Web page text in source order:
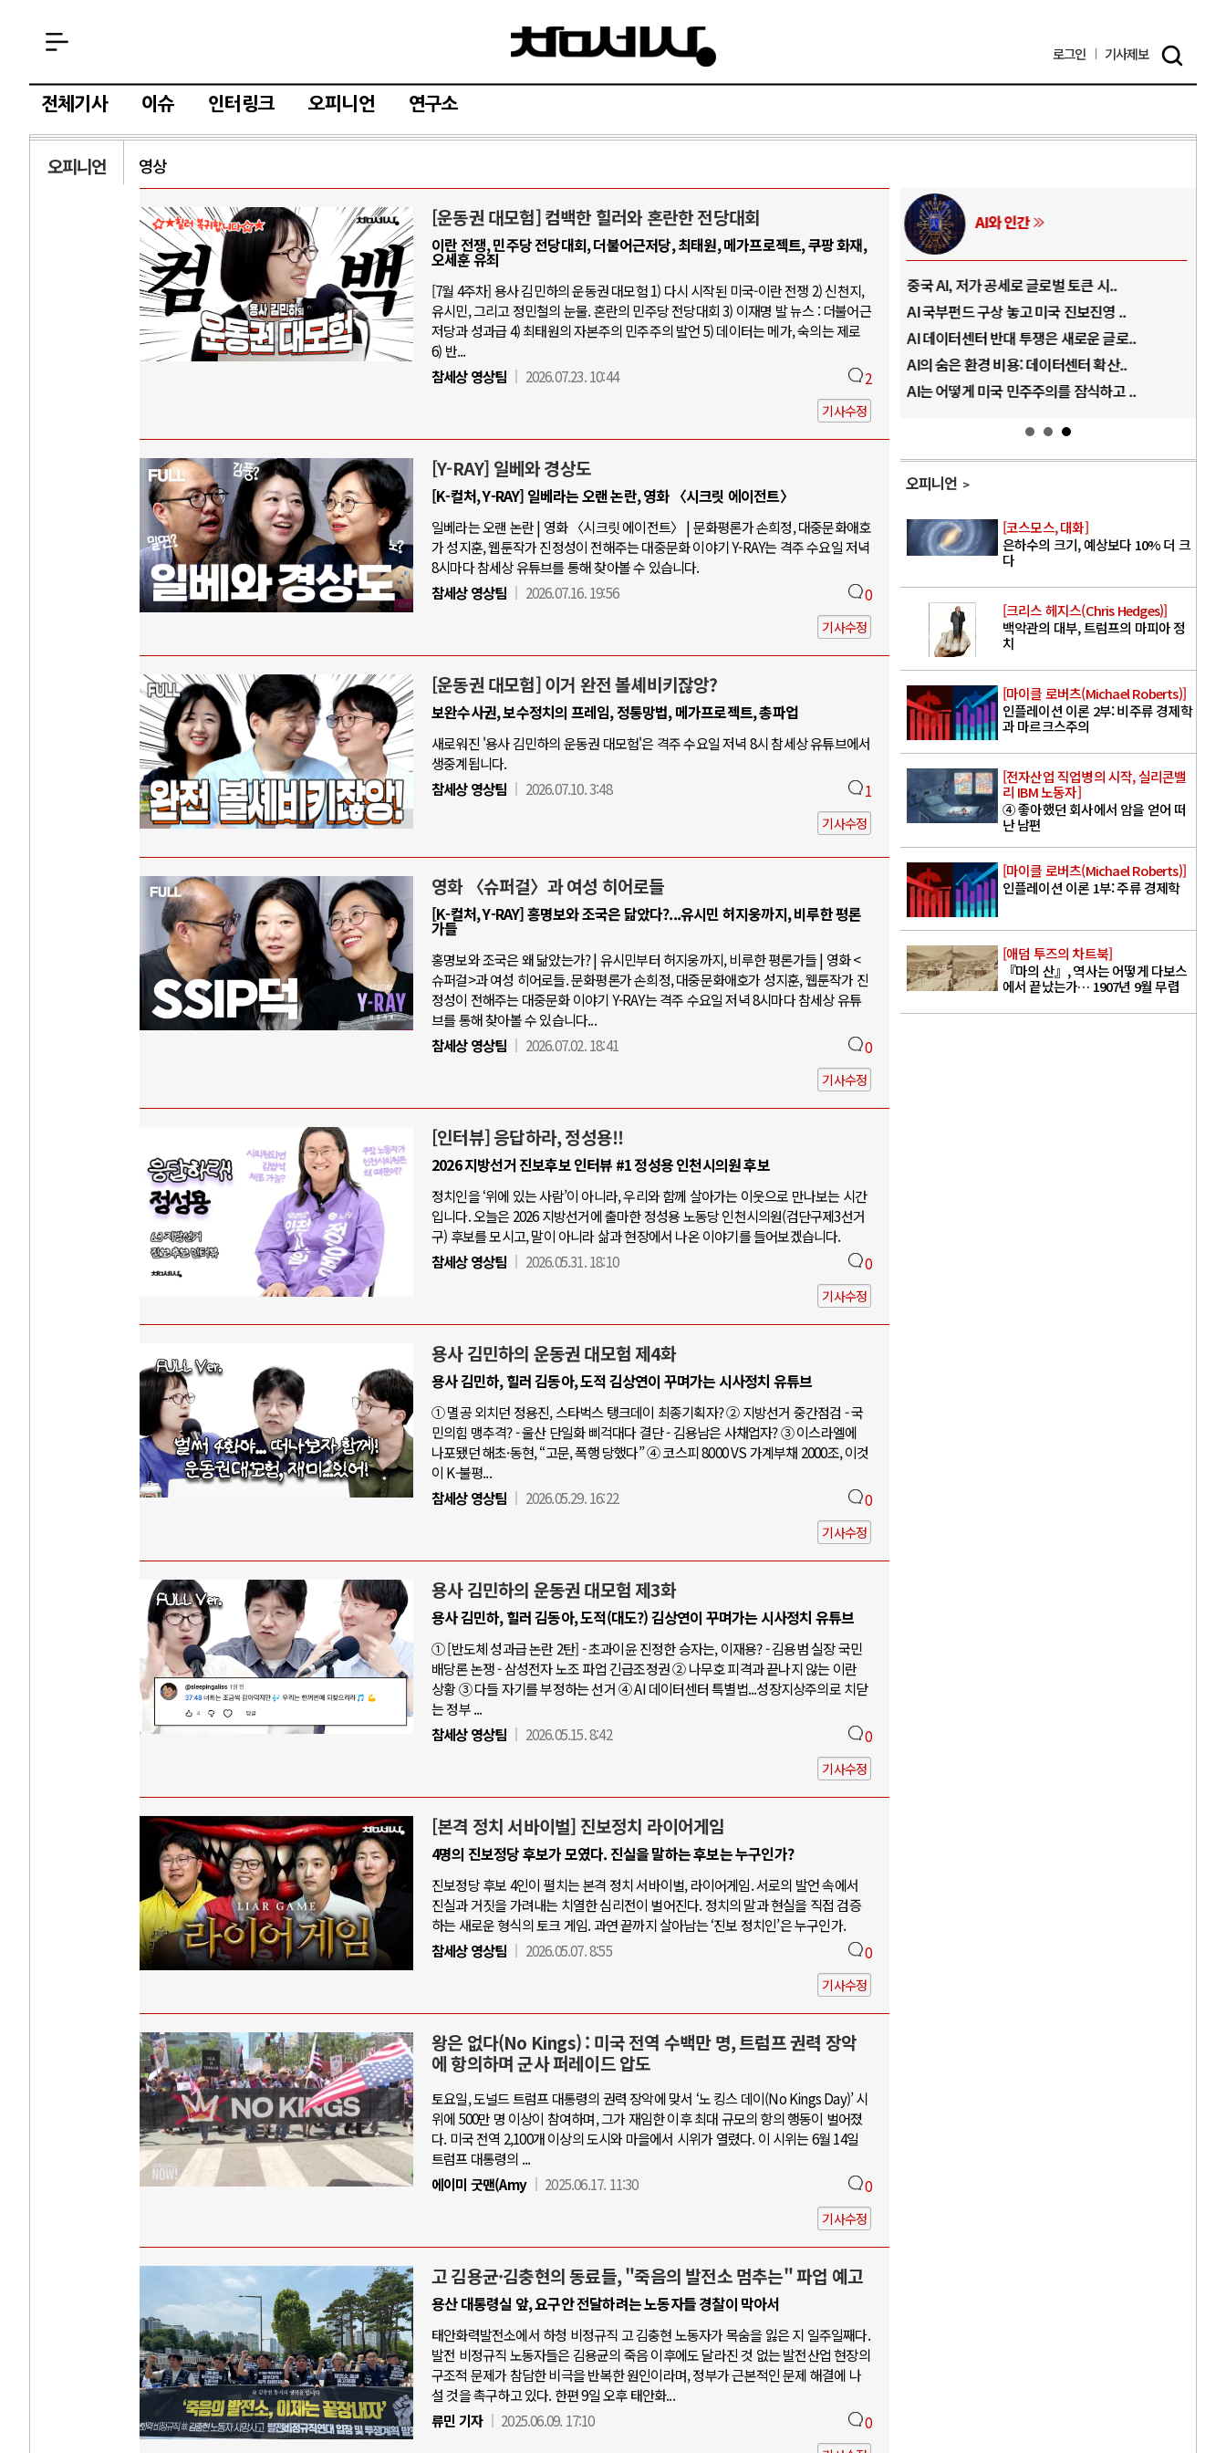
로그인 기사제보
전체기사 이슈 인터링크 오피니언 연구소
오피니언 영상
[운동권 대모험] 컴백한 힐러와 혼란한 전당대회
이란 전쟁, 민주당 전당대회, 더불어근저당, 최태원, 메가프로젝트, 쿠팡 화재,
오세훈 유죄
[7월 4주차] 용사 김민하의 운동권 대모험 1) 다시 시작된 미국-이란 전쟁 2) 신천지,
유시민, 그리고 정민철의 눈물. 혼란의 민주당 전당대회 3) 이재명 발 뉴스 : 더불어근
저당과 성과급 4) 최태원의 자본주의 민주주의 발언 5) 데이터는 메가, 숙의는 제로
6) 반...
참세상 영상팀
2026.07.23. 10:44 2
기사수정
[Y-RAY] 일베와 경상도
[K-컬처, Y-RAY] 일베라는 오랜 논란, 영화 〈시크릿 에이전트〉
일베라는 오랜 논란 | 영화 〈시크릿 에이전트〉 | 문화평론가 손희정, 대중문화애호
가 성지훈, 웹툰작가 진정성이 전해주는 대중문화 이야기 Y-RAY는 격주 수요일 저녁
8시마다 참세상 유튜브를 통해 찾아볼 수 있습니다.
참세상 영상팀
2026.07.16. 19:56 0
기사수정
[운동권 대모험] 이거 완전 볼셰비키잖앙?
보완수사권, 보수정치의 프레임, 정통망법, 메가프로젝트, 총파업
새로워진 '용사 김민하의 운동권 대모험'은 격주 수요일 저녁 8시 참세상 유튜브에서
생중계됩니다.
참세상 영상팀
2026.07.10. 3:48 1
기사수정
영화 〈슈퍼걸〉과 여성 히어로들
[K-컬처, Y-RAY] 홍명보와 조국은 닮았다?...유시민 허지웅까지, 비루한 평론
가들
홍명보와 조국은 왜 닮았는가? | 유시민부터 허지웅까지, 비루한 평론가들 | 영화 <
슈퍼걸>과 여성 히어로들. 문화평론가 손희정, 대중문화애호가 성지훈, 웹툰작가 진
정성이 전해주는 대중문화 이야기 Y-RAY는 격주 수요일 저녁 8시마다 참세상 유튜
브를 통해 찾아볼 수 있습니다...
참세상 영상팀
2026.07.02. 18:41 0
기사수정
[인터뷰] 응답하라, 정성용!!
2026 지방선거 진보후보 인터뷰 #1 정성용 인천시의원 후보
정치인을 ‘위에 있는 사람’이 아니라, 우리와 함께 살아가는 이웃으로 만나보는 시간
입니다. 오늘은 2026 지방선거에 출마한 정성용 노동당 인천시의원(검단구제3선거
구) 후보를 모시고, 말이 아니라 삶과 현장에서 나온 이야기를 들어보겠습니다.
참세상 영상팀
2026.05.31. 18:10 0
기사수정
용사 김민하의 운동권 대모험 제4화
용사 김민하, 힐러 김동아, 도적 김상연이 꾸며가는 시사정치 유튜브
① 멸공 외치던 정용진, 스타벅스 탱크데이 최종기획자? ② 지방선거 중간점검 - 국
민의힘 맹추격? - 울산 단일화 삐걱대다 결단 - 김용남은 사채업자? ③ 이스라엘에
나포됐던 해초·동현, “고문, 폭행 당했다” ④ 코스피 8000 VS 가계부채 2000조, 이것
이 K-불평...
참세상 영상팀
2026.05.29. 16:22 0
기사수정
용사 김민하의 운동권 대모험 제3화
용사 김민하, 힐러 김동아, 도적(대도?) 김상연이 꾸며가는 시사정치 유튜브
① [반도체 성과급 논란 2탄] - 초과이윤 진정한 승자는, 이재용? - 김용범 실장 국민
배당론 논쟁 - 삼성전자 노조 파업 긴급조정권 ② 나무호 피격과 끝나지 않는 이란
상황 ③ 다들 자기를 부정하는 선거 ④ AI 데이터센터 특별법...성장지상주의로 치닫
는 정부 ...
참세상 영상팀
2026.05.15. 8:42 0
기사수정
[본격 정치 서바이벌] 진보정치 라이어게임
4명의 진보정당 후보가 모였다. 진실을 말하는 후보는 누구인가?
진보정당 후보 4인이 펼치는 본격 정치 서바이벌, 라이어게임. 서로의 발언 속에서
진실과 거짓을 가려내는 치열한 심리전이 벌어진다. 정치의 말과 현실을 직접 검증
하는 새로운 형식의 토크 게임. 과연 끝까지 살아남는 ‘진보 정치인’은 누구인가.
참세상 영상팀
2026.05.07. 8:55 0
기사수정
왕은 없다(No Kings) : 미국 전역 수백만 명, 트럼프 권력 장악
에 항의하며 군사 퍼레이드 압도
토요일, 도널드 트럼프 대통령의 권력 장악에 맞서 ‘노 킹스 데이(No Kings Day)’ 시
위에 500만 명 이상이 참여하며, 그가 재임한 이후 최대 규모의 항의 행동이 벌어졌
다. 미국 전역 2,100개 이상의 도시와 마을에서 시위가 열렸다. 이 시위는 6월 14일
트럼프 대통령의 ...
에이미 굿맨(Amy
2025.06.17. 11:30 0
기사수정
고 김용균·김충현의 동료들, "죽음의 발전소 멈추는" 파업 예고
용산 대통령실 앞, 요구안 전달하려는 노동자들 경찰이 막아서
태안화력발전소에서 하청 비정규직 고 김충현 노동자가 목숨을 잃은 지 일주일째다.
발전 비정규직 노동자들은 김용균의 죽음 이후에도 달라진 것 없는 발전산업 현장의
구조적 문제가 참담한 비극을 반복한 원인이라며, 정부가 근본적인 문제 해결에 나
설 것을 촉구하고 있다. 한편 9일 오후 태안화...
류민 기자
2025.06.09. 17:10 0
AI와 인간
중국 AI, 저가 공세로 글로벌 토큰 시..
AI 국부펀드 구상 놓고 미국 진보진영 ..
AI 데이터센터 반대 투쟁은 새로운 글로..
AI의 숨은 환경 비용: 데이터센터 확산..
러시아-우크라이나 전쟁
전쟁의 추상화: 우크라이나, 대리전의 역..
EU·우크라이나 드론 협력 직후, 러시아..
나토, 우크라 군사지원 2027년까지 공..
우크라이나, 덴마크, 에스토니아, 네덜란..
러·우크라, 대규모 공습 주고받아…민간 ..
중동 위기
호르무즈 갈등 격화, 트럼프 정치·경제 ..
호르무즈 해협 통행료를 철회한 트럼프
이란, 호르무즈 해협 봉쇄 선택한 배경
AI와 인간
중국 AI, 저가 공세로 글로벌 토큰 시..
AI 국부펀드 구상 놓고 미국 진보진영 ..
AI 데이터센터 반대 투쟁은 새로운 글로..
AI의 숨은 환경 비용: 데이터센터 확산..
AI는 어떻게 미국 민주주의를 잠식하고 ..
오피니언
[코스모스, 대화]
은하수의 크기, 예상보다 10% 더 크
다
[크리스 헤지스(Chris Hedges)]
백악관의 대부, 트럼프의 마피아 정
치
[마이클 로버츠(Michael Roberts)]
인플레이션 이론 2부: 비주류 경제학
과 마르크스주의
[전자산업 직업병의 시작, 실리콘밸
리 IBM 노동자]
④ 좋아했던 회사에서 암을 얻어 떠
난 남편
[마이클 로버츠(Michael Roberts)]
인플레이션 이론 1부: 주류 경제학
[애덤 투즈의 차트북]
『마의 산』, 역사는 어떻게 다보스
에서 끝났는가… 1907년 9월 무렵